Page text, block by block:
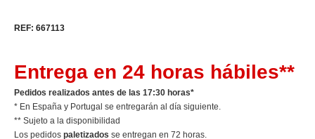
REF: 667113
Entrega en 24 horas hábiles**
Pedidos realizados antes de las 17:30 horas*
* En España y Portugal se entregarán al día siguiente.
** Sujeto a la disponibilidad
Los pedidos paletizados se entregan en 72 horas.